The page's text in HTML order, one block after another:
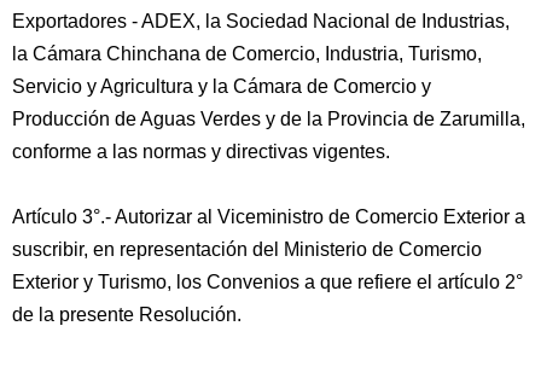
Exportadores - ADEX, la Sociedad Nacional de Industrias,
la Cámara Chinchana de Comercio, Industria, Turismo,
Servicio y Agricultura y la Cámara de Comercio y
Producción de Aguas Verdes y de la Provincia de Zarumilla,
conforme a las normas y directivas vigentes.
Artículo 3°.- Autorizar al Viceministro de Comercio Exterior a
suscribir, en representación del Ministerio de Comercio
Exterior y Turismo, los Convenios a que refiere el artículo 2°
de la presente Resolución.